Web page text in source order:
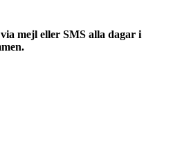
mejl eller SMS alla dagar i